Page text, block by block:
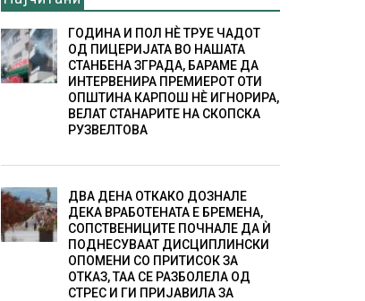
ГОДИНА И ПОЛ НÈ ТРУЕ ЧАДОТ
ОД ПИЦЕРИЈАТА ВО НАШАТА
СТАНБЕНА ЗГРАДА, БАРАМЕ ДА
ИНТЕРВЕНИРА ПРЕМИЕРОТ ОТИ
ОПШТИНА КАРПОШ НÈ ИГНОРИРА,
ВЕЛАТ СТАНАРИТЕ НА СКОПСКА
РУЗВЕЛТОВА
ДВА ДЕНА ОТКАКО ДОЗНАЛЕ
ДЕКА ВРАБОТЕНАТА Е БРЕМЕНА,
СОПСТВЕНИЦИТЕ ПОЧНАЛЕ ДА Ѝ
ПОДНЕСУВААТ ДИСЦИПЛИНСКИ
ОПОМЕНИ СО ПРИТИСОК ЗА
ОТКАЗ, ТАА СЕ РАЗБОЛЕЛА ОД
СТРЕС И ГИ ПРИЈАВИЛА ЗА